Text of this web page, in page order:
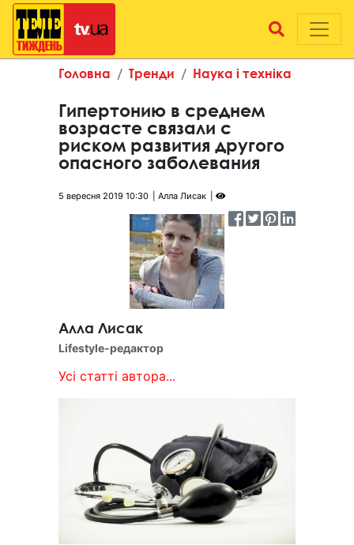
Головна Тренди Наука і техніка
Гипертонию в среднем
возрасте связали с
риском развития другого
опасного заболевания
5 вересня 2019 10:30 Алла Лисак
Алла Лисак
Lifestyle-редактор
Усі статті автора...